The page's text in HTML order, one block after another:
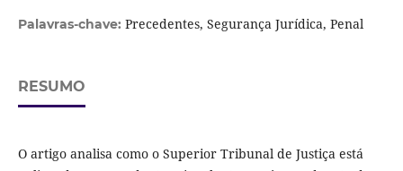
Palavras-chave: Precedentes, Segurança Jurídica, Penal
RESUMO
O artigo analisa como o Superior Tribunal de Justiça está